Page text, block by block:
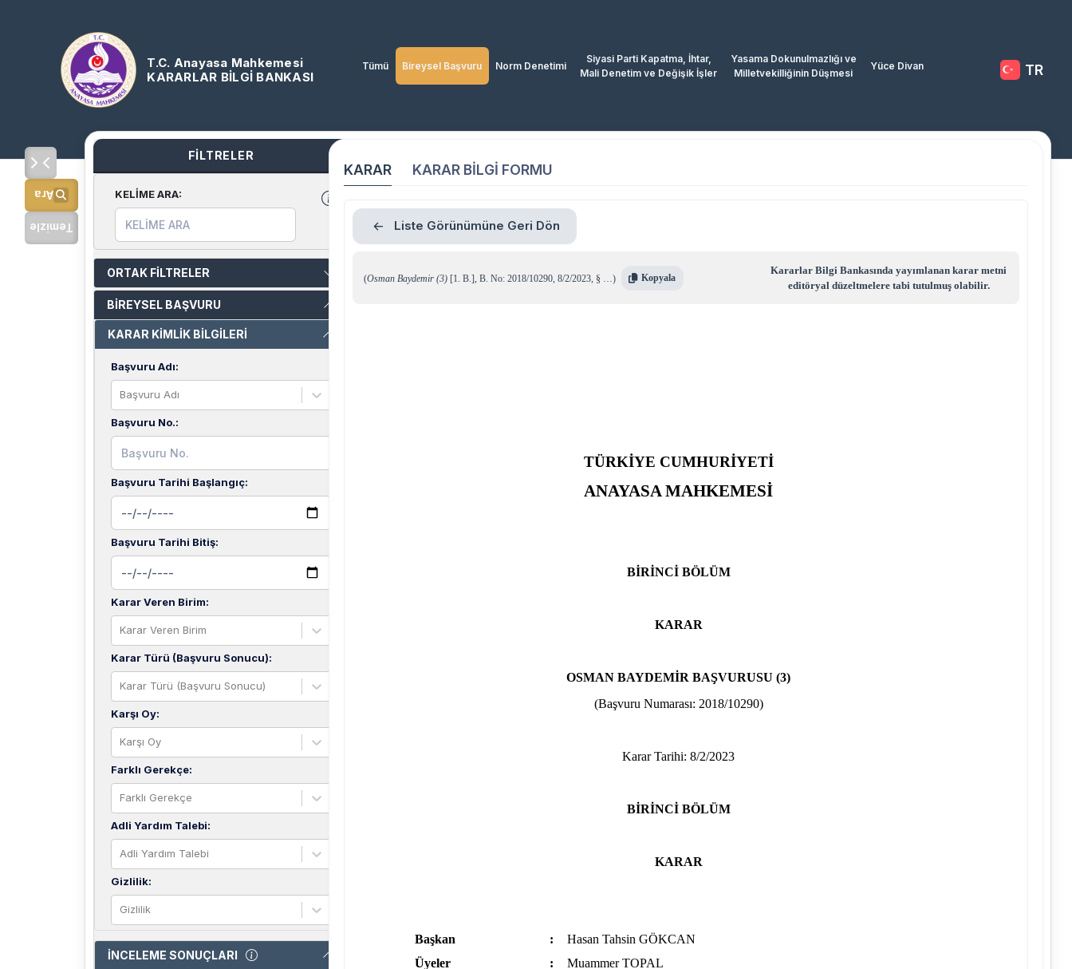
T.C. Anayasa Mahkemesi
KARARLAR BİLGİ BANKASI
Tümü Bireysel Başvuru Norm Denetimi
Siyasi Parti Kapatma, İhtar,
Mali Denetim ve Değişik İşler
Yasama Dokunulmazlığı ve
Milletvekilliğinin Düşmesi
Yüce Divan TR
Ara
Temizle
FİLTRELER
KELİME ARA:
ORTAK FİLTRELER
BİREYSEL BAŞVURU
KARAR KİMLİK BİLGİLERİ
Başvuru Adı:
Başvuru Adı
Başvuru No.:
Başvuru Tarihi Başlangıç:
Başvuru Tarihi Bitiş:
Karar Veren Birim:
Karar Veren Birim
Karar Türü (Başvuru Sonucu):
Karar Türü (Başvuru Sonucu)
Karşı Oy:
Karşı Oy
Farklı Gerekçe:
Farklı Gerekçe
Adli Yardım Talebi:
Adli Yardım Talebi
Gizlilik:
Gizlilik
İNCELEME SONUÇLARI
KARAR KARAR BİLGİ FORMU
Liste Görünümüne Geri Dön
(Osman Baydemir (3) [1. B.], B. No: 2018/10290, 8/2/2023, § …) Kopyala
Kararlar Bilgi Bankasında yayımlanan karar metni
editöryal düzeltmelere tabi tutulmuş olabilir.